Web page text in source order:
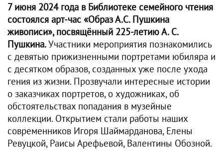
7 июня 2024 года в Библиотеке семейного чтения
состоялся арт-час «Образ А.С. Пушкина
живописи», посвящённый 225-летию А. С.
Пушкина.Участники мероприятия познакомились
с девятью прижизненными портретами юбиляра и
с десятком образов, созданных уже после ухода
гения из жизни. Прозвучали интересные истории
о заказчиках портретов, о художниках, об
обстоятельствах попадания в музейные
коллекции. Открытием стали работы наших
современников Игоря Шаймарданова, Елены
Ревуцкой, Раисы Арефьевой, Валентины Обозной.